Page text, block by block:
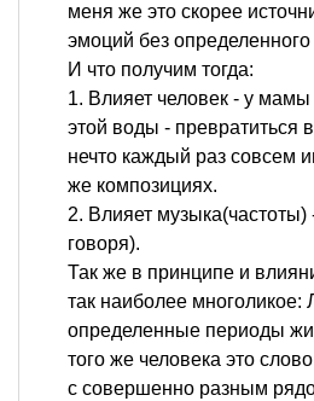
меня же это скорее
эмоций без
И что получим тогда:
1. Влияет человек - у мамы
этой воды - превратиться
нечто каждый раз совсем
же композициях.
2. Влияет музыка(частоты)
говоря).
Так же в принципе и
так наиболее
определенные периоды
того же человека это
с совершенно разным